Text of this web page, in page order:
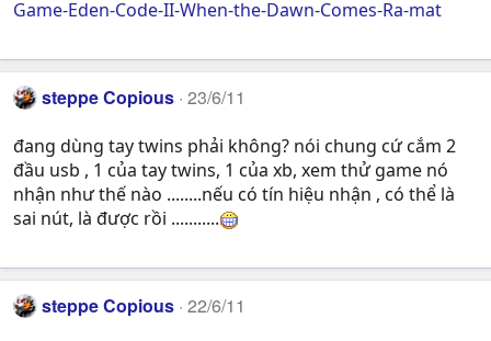
Game-Eden-Code-II-When-the-Dawn-Comes-Ra-mat
steppe Copious 23/6/11
đang dùng tay twins phải không? nói chung cứ cắm 2
đầu usb , 1 của tay twins, 1 của xb, xem thử game nó
nhận như thế nào ........nếu có tín hiệu nhận , có thể là
sai nút, là được rồi ...........
steppe Copious 22/6/11